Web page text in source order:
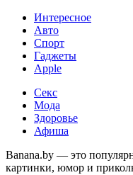
Интересное
Авто
Спорт
Гаджеты
Apple
Секс
Мода
Здоровье
Афиша
Banana.by — это
картинки, юмор и